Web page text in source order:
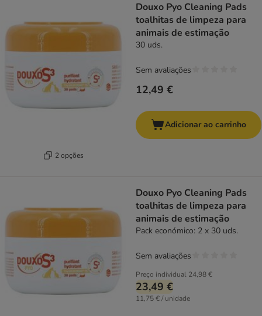
2 opções
Douxo Pyo Cleaning Pads
toalhitas de limpeza para
animais de estimação
30 uds.
12,49 €
Sem avaliações
Adicionar ao carrinho
Douxo Pyo Cleaning Pads
toalhitas de limpeza para
animais de estimação
Pack económico: 2 x 30 uds.
Preço individual 24,98 €
23,49 €
11,75 € / unidade
Sem avaliações